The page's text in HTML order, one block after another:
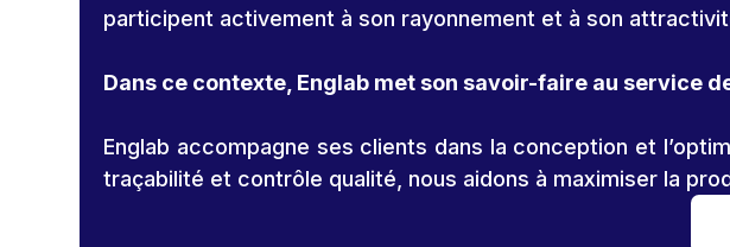
participent activement à son rayonnement et à son
Dans ce contexte, Englab met son savoir-faire au service
Englab accompagne ses clients dans la conception et
traçabilité et contrôle qualité, nous aidons à maximiser la